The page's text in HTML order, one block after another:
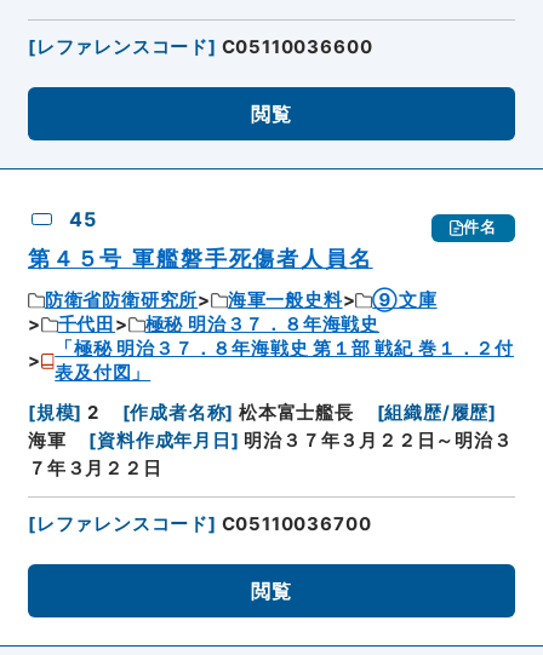
[レファレンスコード] C05110036600
閲覧
45 件名
第４５号 軍艦磐手死傷者人員名
防衛省防衛研究所 海軍一般史料
⑨文庫
千代田
極秘 明治３７．８年海戦史
「極秘 明治３７．８年海戦史 第１部 戦紀 巻１．２付
表及付図」
[規模] 2 [作成者名称] 松本富士艦長 [組織歴/履歴]
海軍
[資料作成年月日 ] 明治３７年３月２２日～明治３
７年３月２２日
[レファレンスコード] C05110036700
閲覧